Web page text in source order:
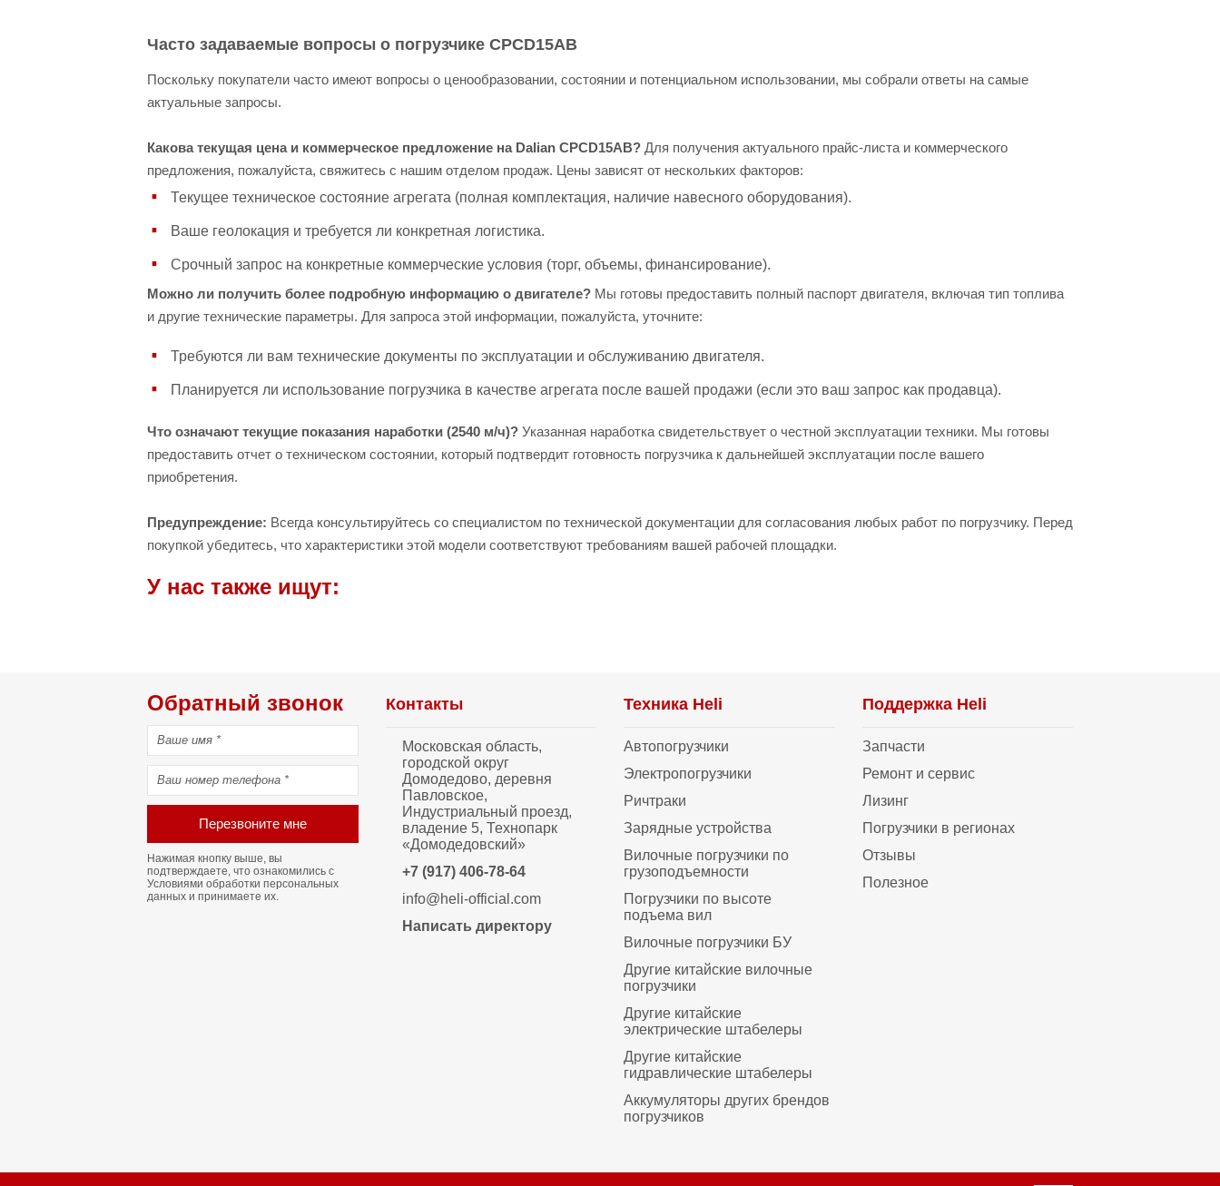
Часто задаваемые вопросы о погрузчике CPCD15AB
Поскольку покупатели часто имеют вопросы о ценообразовании, состоянии и потенциальном использовании, мы собрали ответы на самые
актуальные запросы.
Какова текущая цена и коммерческое предложение на Dalian CPCD15AB? Для получения актуального прайс-листа и коммерческого
предложения, пожалуйста, свяжитесь с нашим отделом продаж. Цены зависят от нескольких факторов:
Текущее техническое состояние агрегата (полная комплектация, наличие навесного оборудования).
Ваше геолокация и требуется ли конкретная логистика.
Срочный запрос на конкретные коммерческие условия (торг, объемы, финансирование).
Можно ли получить более подробную информацию о двигателе? Мы готовы предоставить полный паспорт двигателя, включая тип топлива
и другие технические параметры. Для запроса этой информации, пожалуйста, уточните:
Требуются ли вам технические документы по эксплуатации и обслуживанию двигателя.
Планируется ли использование погрузчика в качестве агрегата после вашей продажи (если это ваш запрос как продавца).
Что означают текущие показания наработки (2540 м/ч)? Указанная наработка свидетельствует о честной эксплуатации техники. Мы готовы
предоставить отчет о техническом состоянии, который подтвердит готовность погрузчика к дальнейшей эксплуатации после вашего
приобретения.
Предупреждение: Всегда консультируйтесь со специалистом по технической документации для согласования любых работ по погрузчику. Перед
покупкой убедитесь, что характеристики этой модели соответствуют требованиям вашей рабочей площадки.
У нас также ищут:
Обратный звонок
Перезвоните мне
Нажимая кнопку выше, вы
подтверждаете, что ознакомились с
Условиями обработки персональных
данных и принимаете их.
Контакты
Московская область,
городской округ
Домодедово, деревня
Павловское,
Индустриальный проезд,
владение 5, Технопарк
«Домодедовский»
+7 (917) 406-78-64
info@heli-official.com
Написать директору
Техника Heli
Автопогрузчики
Электропогрузчики
Ричтраки
Зарядные устройства
Вилочные погрузчики по
грузоподъемности
Погрузчики по высоте
подъема вил
Вилочные погрузчики БУ
Другие китайские вилочные
погрузчики
Другие китайские
электрические штабелеры
Другие китайские
гидравлические штабелеры
Аккумуляторы других брендов
погрузчиков
Поддержка Heli
Запчасти
Ремонт и сервис
Лизинг
Погрузчики в регионах
Отзывы
Полезное